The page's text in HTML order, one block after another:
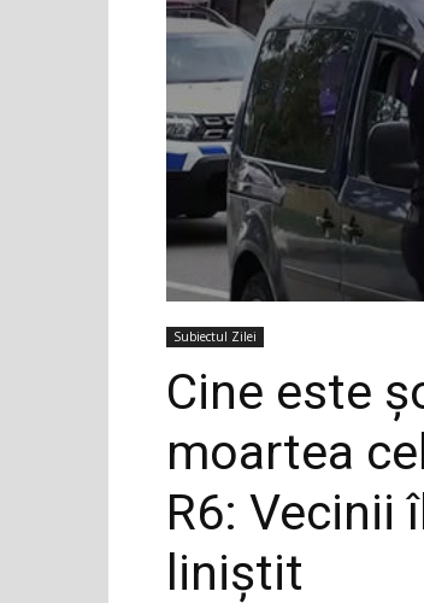
Subiectul Zilei
Cine este
moartea
R6: Vecinii
liniștit